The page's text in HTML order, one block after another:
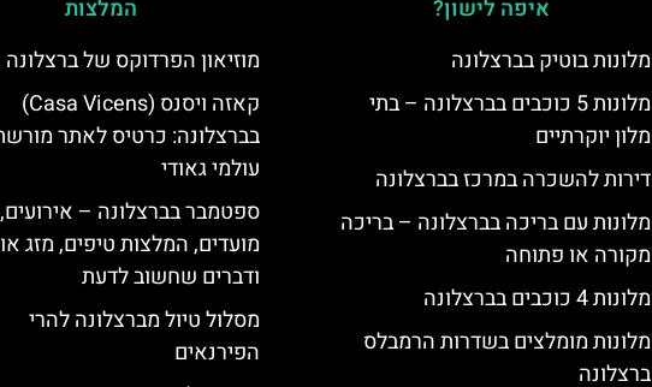
איפה לישון?
מלונות בוטיק בברצלונה
מלונות 5 כוכבים בברצלונה – בתי
מלון יוקרתיים
דירות להשכרה במרכז בברצלונה
מלונות עם בריכה בברצלונה – בריכה
מקורה או פתוחה
מלונות 4 כוכבים בברצלונה
מלונות מומלצים בשדרות הרמבלס
ברצלונה
המלצות
מוזיאון הפרדוקס של ברצלונה
קאזה ויסנס (Casa Vicens)
בברצלונה: כרטיס לאתר
עולמי גאודי
ספטמבר בברצלונה – אירועים,
מועדים, המלצות טיפים, מזג
ודברים שחשוב לדעת
מסלול טיול מברצלונה להרי
הפירנאים